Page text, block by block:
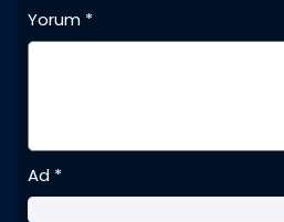
Yorum *
Ad *